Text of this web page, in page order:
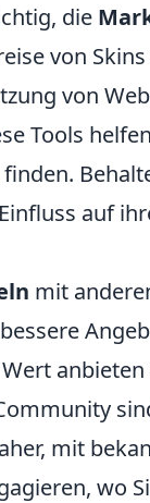
die
von
von
Tools
auf
mit
mit
wo